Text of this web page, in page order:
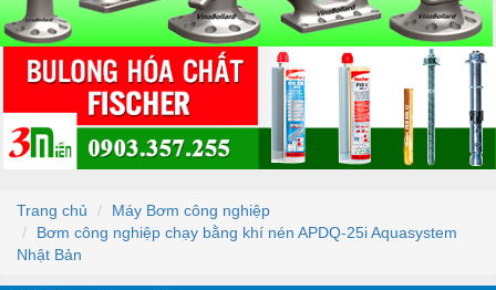
Trang chủ
Máy Bơm công nghiệp
Bơm công nghiệp chạy bằng khí nén APDQ-25i Aquasystem
Nhật Bản